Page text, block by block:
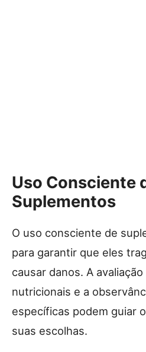
Uso Consciente
Suplementos
O uso consciente de
para garantir que eles
causar danos. A
nutricionais e a
específicas podem guiar
suas escolhas.